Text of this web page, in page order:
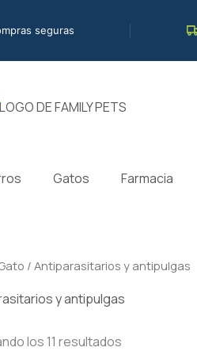
seguras
Gatos Farmacia
/ Antiparasitarios y antipulgas
y antipulgas
los 11 resultados